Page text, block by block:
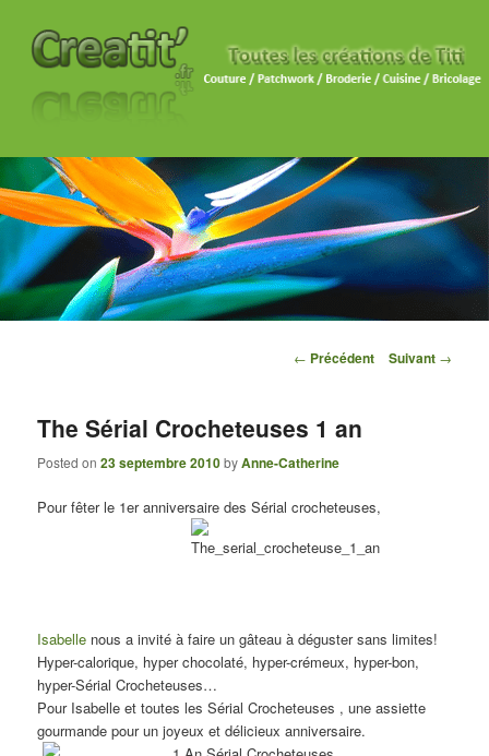
Navigation des articles
← Précédent Suivant →
The Sérial Crocheteuses 1 an
Posted on23 septembre 2010byAnne-Catherine
Pour fêter le 1er anniversaire des Sérial crocheteuses,
Isabelle nous a invité à faire un gâteau à déguster sans limites!
Hyper-calorique, hyper chocolaté, hyper-crémeux, hyper-bon,
hyper-Sérial Crocheteuses…
Pour Isabelle et toutes les Sérial Crocheteuses , une assiette
gourmande pour un joyeux et délicieux anniversaire.